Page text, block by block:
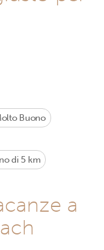
Buono
di 5 km
a